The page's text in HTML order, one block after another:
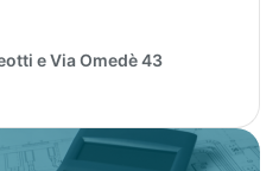
e Via Omedè 43